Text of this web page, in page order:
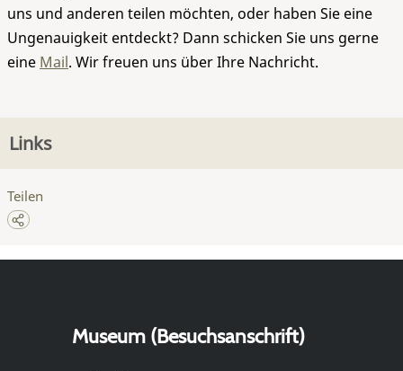
uns und anderen teilen möchten, oder haben Sie eine
Ungenauigkeit entdeckt? Dann schicken Sie uns gerne
eine Mail. Wir freuen uns über Ihre Nachricht.
Links
Teilen
Museum (Besuchsanschrift)